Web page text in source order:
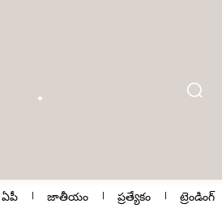
ఏపీ జాతీయం ప్రత్యేకం ట్రెండింగ్